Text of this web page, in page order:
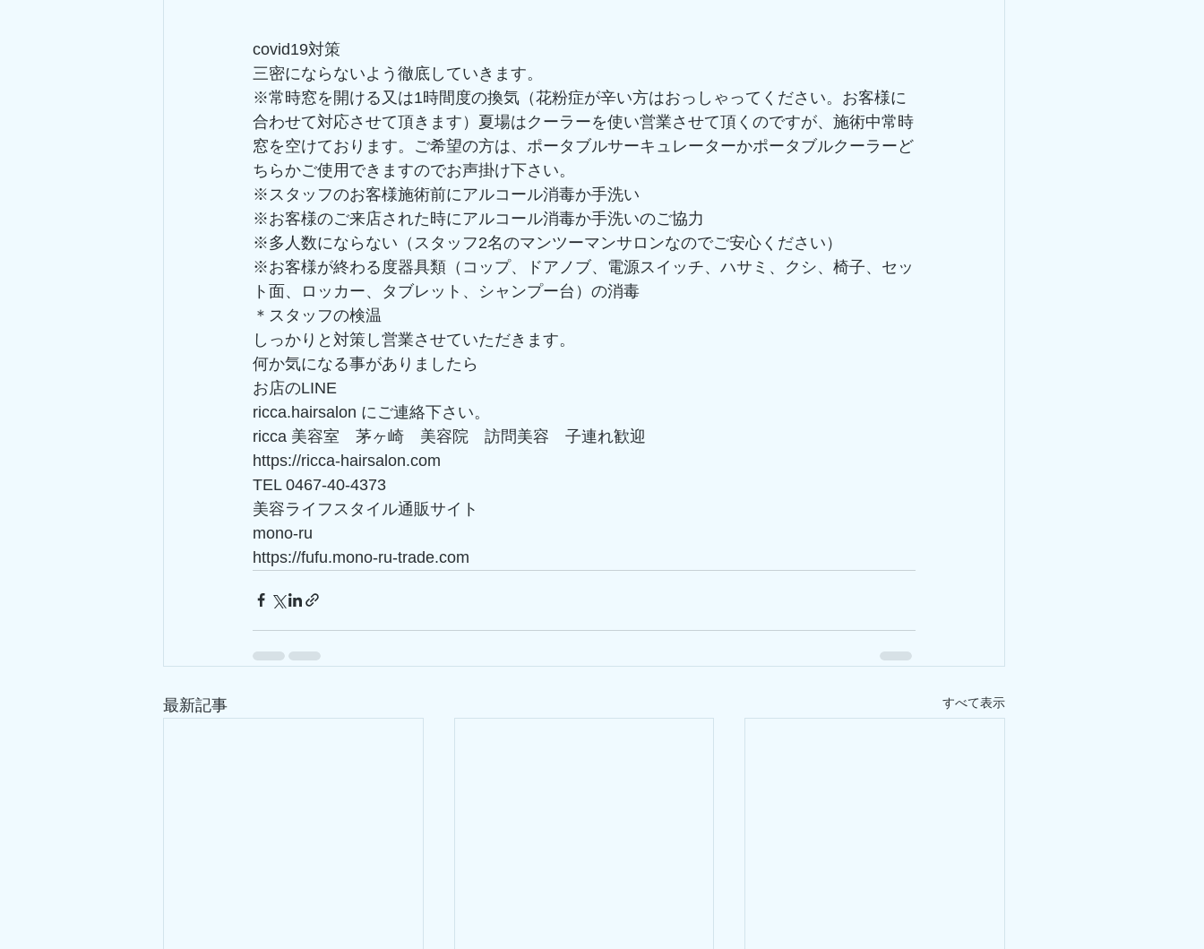
covid19対策
三密にならないよう徹底していきます。
※常時窓を開ける又は1時間度の換気（花粉症が辛い方はおっしゃってください。お客様に
合わせて対応させて頂きます）夏場はクーラーを使い営業させて頂くのですが、施術中常時
窓を空けております。ご希望の方は、ポータブルサーキュレーターかポータブルクーラーど
ちらかご使用できますのでお声掛け下さい。
※スタッフのお客様施術前にアルコール消毒か手洗い
※お客様のご来店された時にアルコール消毒か手洗いのご協力
※多人数にならない（スタッフ2名のマンツーマンサロンなのでご安心ください）
※お客様が終わる度器具類（コップ、ドアノブ、電源スイッチ、ハサミ、クシ、椅子、セッ
ト面、ロッカー、タブレット、シャンプー台）の消毒
＊スタッフの検温
しっかりと対策し営業させていただきます。
何か気になる事がありましたら
お店のLINE
ricca.hairsalon にご連絡下さい。
ricca 美容室　茅ヶ崎　美容院　訪問美容　子連れ歓迎
https://ricca-hairsalon.com
TEL 0467-40-4373
美容ライフスタイル通販サイト
mono-ru
https://fufu.mono-ru-trade.com
最新記事 すべて表示